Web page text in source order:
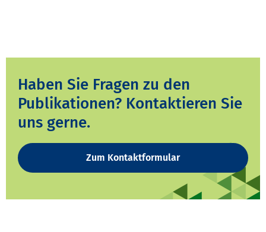
Haben Sie Fragen zu den
Publikationen? Kontaktieren Sie
uns gerne.
Zum Kontaktformular